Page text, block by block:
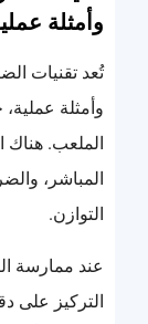
وأمثلة
تُعد تقنيات
وأمثلة
الملعب. هناك
المباشر،
التوازن.
عند ممارسة
التركيز على